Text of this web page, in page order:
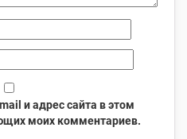
и адрес сайта в этом
моих комментариев.